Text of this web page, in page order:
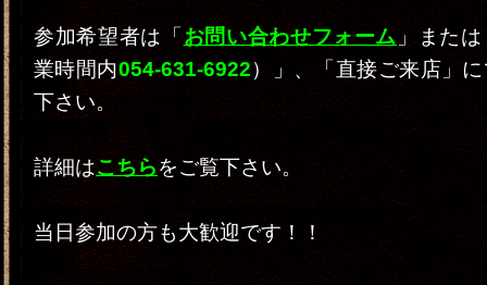
参加希望者は「 お問い合わせフォーム」また
業時間内054-631-6922）」、「直接ご来店」
下さい。
詳細はこちらをご覧下さい。
当日参加の方も大歓迎です！！